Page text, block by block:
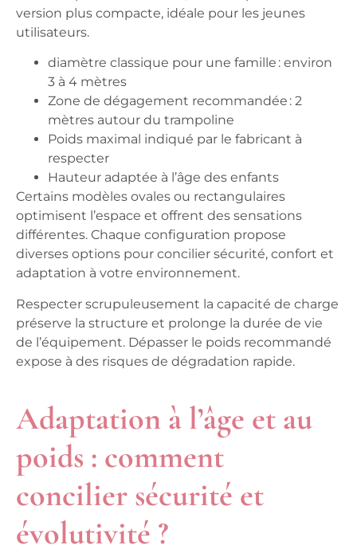
version plus compacte, idéale pour les jeunes
utilisateurs.
diamètre classique pour une famille : environ
3 à 4 mètres
Zone de dégagement recommandée : 2
mètres autour du trampoline
Poids maximal indiqué par le fabricant à
respecter
Hauteur adaptée à l’âge des enfants
Certains modèles ovales ou rectangulaires
optimisent l’espace et offrent des sensations
différentes. Chaque configuration propose
diverses options pour concilier sécurité, confort et
adaptation à votre environnement.
Respecter scrupuleusement la capacité de charge
préserve la structure et prolonge la durée de vie
de l’équipement. Dépasser le poids recommandé
expose à des risques de dégradation rapide.
Adaptation à l’âge et au
poids : comment
concilier sécurité et
évolutivité ?